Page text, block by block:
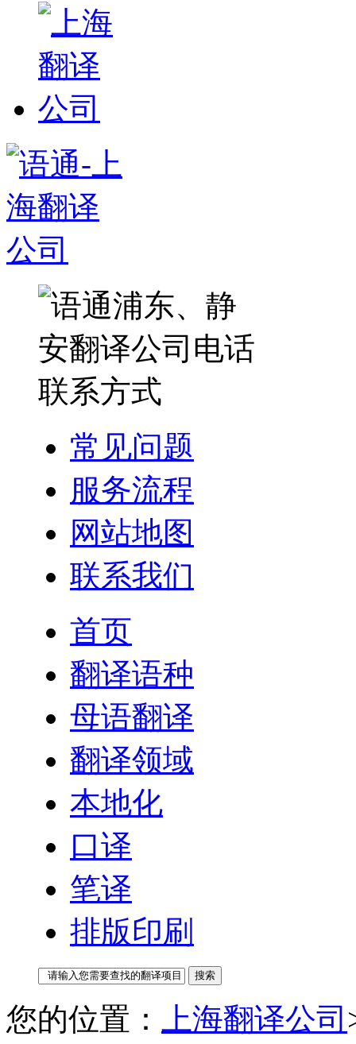
常见问题
服务流程
网站地图
联系我们
首页
翻译语种
母语翻译
翻译领域
本地化
口译
笔译
排版印刷
您的位置： 上海翻译公司